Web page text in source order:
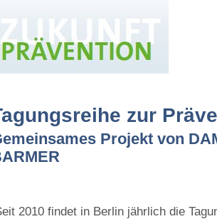
zur
Projekt von
2010 findet in Berlin jährlich die